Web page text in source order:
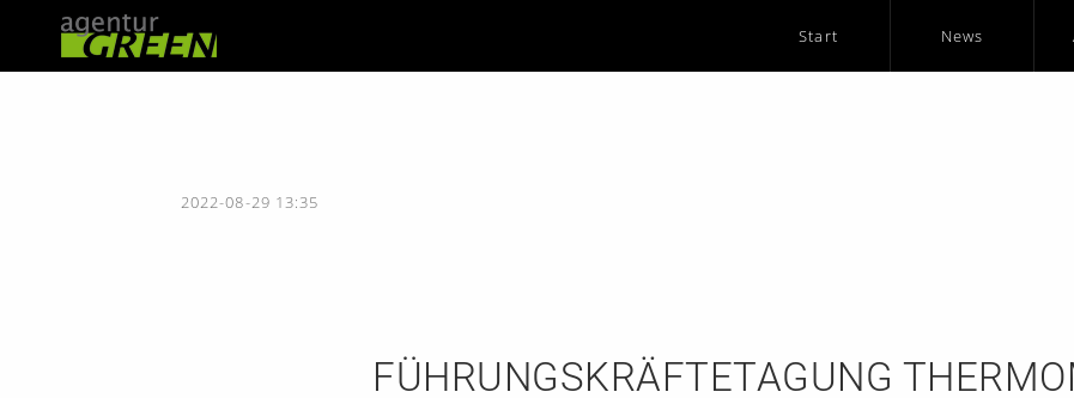
Start News
2022-08-29 13:35
FÜHRUNGSKRÄFTETAGUNG